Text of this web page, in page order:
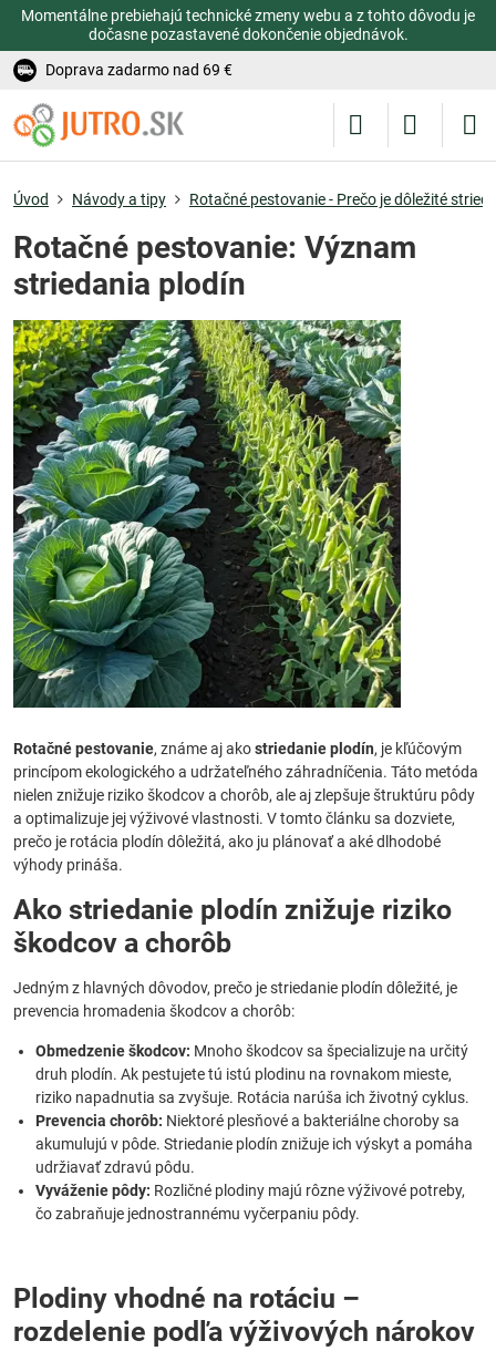
Momentálne prebiehajú technické zmeny webu a z tohto dôvodu je
dočasne pozastavené dokončenie objednávok.
Doprava zadarmo nad 69 €
Úvod Návody a tipy Rotačné pestovanie - Prečo je dôležité
Rotačné pestovanie: Význam
striedania plodín
Rotačné pestovanie, známe aj akostriedanie plodín, je kľúčovým
princípom ekologického a udržateľného záhradníčenia. Táto metóda
nielen znižuje riziko škodcov a chorôb, ale aj zlepšuje štruktúru pôdy
a optimalizuje jej výživové vlastnosti. V tomto článku sa dozviete,
prečo je rotácia plodín dôležitá, ako ju plánovať a aké dlhodobé
výhody prináša.
Ako striedanie plodín znižuje riziko
škodcov a chorôb
Jedným z hlavných dôvodov, prečo je striedanie plodín dôležité, je
prevencia hromadenia škodcov a chorôb:
Obmedzenie škodcov: Mnoho škodcov sa špecializuje na určitý
druh plodín. Ak pestujete tú istú plodinu na rovnakom mieste,
riziko napadnutia sa zvyšuje. Rotácia narúša ich životný cyklus.
Prevencia chorôb: Niektoré plesňové a bakteriálne choroby sa
akumulujú v pôde. Striedanie plodín znižuje ich výskyt a pomáha
udržiavať zdravú pôdu.
Vyváženie pôdy: Rozličné plodiny majú rôzne výživové potreby,
čo zabraňuje jednostrannému vyčerpaniu pôdy.
Plodiny vhodné na rotáciu –
rozdelenie podľa výživových nárokov